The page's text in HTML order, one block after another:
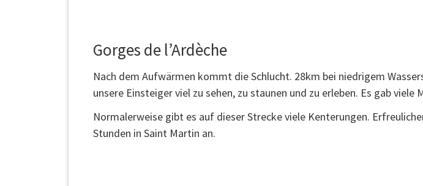
Gorges de l’Ardèche
Nach dem Aufwärmen kommt die Schlucht. 28km bei niedrigem
unsere Einsteiger viel zu sehen, zu staunen und zu erleben. Es gab
Normalerweise gibt es auf dieser Strecke viele Kenterungen.
Stunden in Saint Martin an.